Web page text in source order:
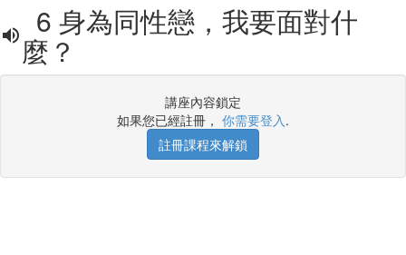
6 身為同性戀，我要面對什
麼？
講座內容鎖定
如果您已經註冊， 你需要登入.
註冊課程來解鎖